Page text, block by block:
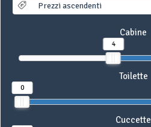
Prezzi ascendenti
Cabine
4
Toilette
0
Cuccette